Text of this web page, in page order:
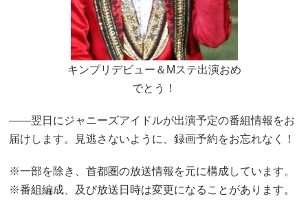
キンプリデビュー＆Mステ出演おめ
でとう！
――翌日にジャニーズアイドルが出演予定の番組情報をお
届けします。見逃さないように、録画予約をお忘れなく！
※一部を除き、首都圏の放送情報を元に構成しています。
※番組編成、及び放送日時は変更になることがあります。